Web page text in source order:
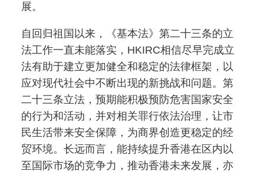
展。
自回归祖国以来，《基本法》第二十三条的立
法工作一直未能落实，HKIRC相信尽早完成立
法有助于建立更加健全和稳定的法律框架，以
应对现代社会中不断出现的新挑战和问题。第
二十三条立法，预期能积极预防危害国家安全
的行为和活动，并对相关罪行依法治理，让市
民生活带来安全保障，为商界创造更稳定的经
贸环境。长远而言，能持续提升香港在区内以
至国际市场的竞争力，推动香港未来发展，亦